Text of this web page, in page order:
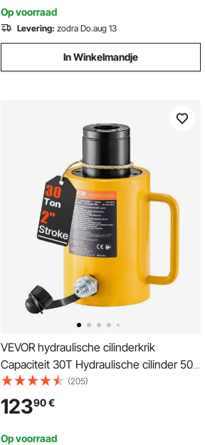
boten met één motor en één station
Op voorraad
Levering: zodra Do.aug 13
In Winkelmandje
VEVOR hydraulische cilinderkrik
Capaciteit 30T Hydraulische cilinder 50
mm slag Enkelwerkend Draagbaar Geel,
hydraulische krik Holle zuigerkrik
Hydraulische fles 10,8 kg voor riggers
Fabrikanten
(205)
12390€
Op voorraad